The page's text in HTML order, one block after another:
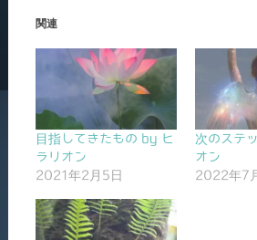
関連
目指してきたもの by ヒ
ラリオン
2021年2月5日
次のステ
オン
2022年7